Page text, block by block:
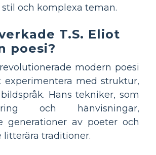
och komplexa teman.
T.S. Eliot
poesi?
revolutionerade modern poesi
experimentera med struktur,
Hans tekniker, som
och hänvisningar,
generationer av poeter och
litterära traditioner.